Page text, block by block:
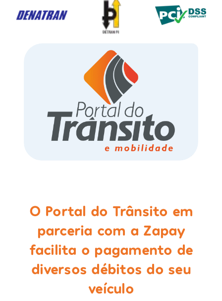
O Portal do Trânsito em
parceria com a Zapay
facilita o pagamento de
diversos débitos do seu
veículo